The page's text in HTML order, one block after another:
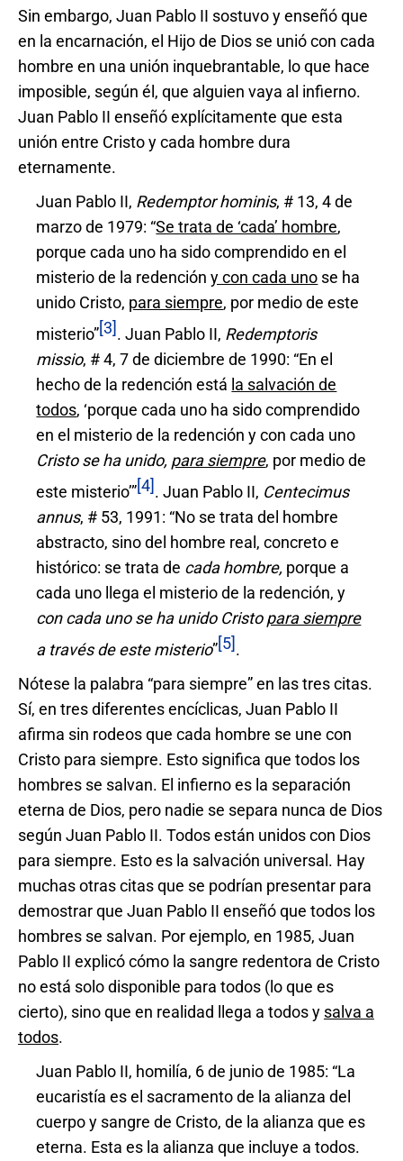
Sin embargo, Juan Pablo II sostuvo y enseñó que
en la encarnación, el Hijo de Dios se unió con cada
hombre en una unión inquebrantable, lo que hace
imposible, según él, que alguien vaya al infierno.
Juan Pablo II enseñó explícitamente que esta
unión entre Cristo y cada hombre dura
eternamente.
Juan Pablo II, Redemptor hominis, # 13, 4 de
marzo de 1979: “Se trata de ‘cada’ hombre,
porque cada uno ha sido comprendido en el
misterio de la redencióny con cada uno se ha
unido Cristo, para siempre, por medio de este
misterio”[3]. Juan Pablo II, Redemptoris
missio, # 4, 7 de diciembre de 1990: “En el
hecho de la redención está la salvación de
todos, ‘porque cada uno ha sido comprendido
en el misterio de la redención y con cada uno
Cristo se ha unido, para siempre, por medio de
este misterio’”[4]. Juan Pablo II, Centecimus
annus, # 53, 1991: “No se trata del hombre
abstracto, sino del hombre real, concreto e
histórico: se trata de cada hombre, porque a
cada uno llega el misterio de la redención, y
con cada uno se ha unido Cristopara siempre
a través de este misterio”[5].
Nótese la palabra “para siempre” en las tres citas.
Sí, en tres diferentes encíclicas, Juan Pablo II
afirma sin rodeos que cada hombre se une con
Cristo para siempre. Esto significa que todos los
hombres se salvan. El infierno es la separación
eterna de Dios, pero nadie se separa nunca de Dios
según Juan Pablo II. Todos están unidos con Dios
para siempre. Esto es la salvación universal. Hay
muchas otras citas que se podrían presentar para
demostrar que Juan Pablo II enseñó que todos los
hombres se salvan. Por ejemplo, en 1985, Juan
Pablo II explicó cómo la sangre redentora de Cristo
no está solo disponible para todos (lo que es
cierto), sino que en realidad llega a todos y salva a
todos.
Juan Pablo II, homilía, 6 de junio de 1985: “La
eucaristía es el sacramento de la alianza del
cuerpo y sangre de Cristo, de la alianza que es
eterna. Esta es la alianza que incluye a todos.